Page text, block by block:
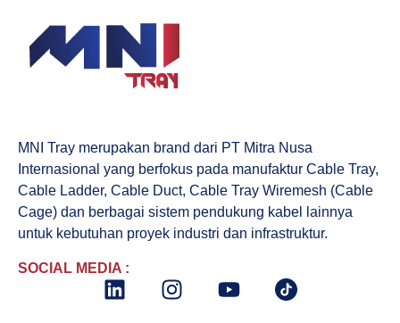
MNI Tray merupakan brand dari PT Mitra Nusa
Internasional yang berfokus pada manufaktur Cable Tray,
Cable Ladder, Cable Duct, Cable Tray Wiremesh (Cable
Cage) dan berbagai sistem pendukung kabel lainnya
untuk kebutuhan proyek industri dan infrastruktur.
SOCIAL MEDIA :